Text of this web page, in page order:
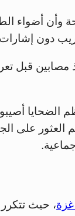
وأن أضواء
دون
مصابين قبل
الضحايا
الاستهداف المباشر، وفي
، حيث تتكرر